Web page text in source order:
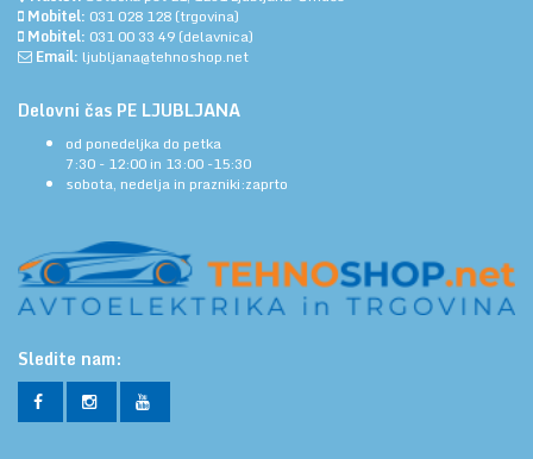
Mobitel: 031 028 128 (trgovina)
Mobitel: 031 00 33 49 (delavnica)
Email: ljubljana@tehnoshop.net
Delovni čas PE LJUBLJANA
od ponedeljka do petka
7:30 - 12:00 in 13:00 -15:30
sobota, nedelja in prazniki:zaprto
Sledite nam: